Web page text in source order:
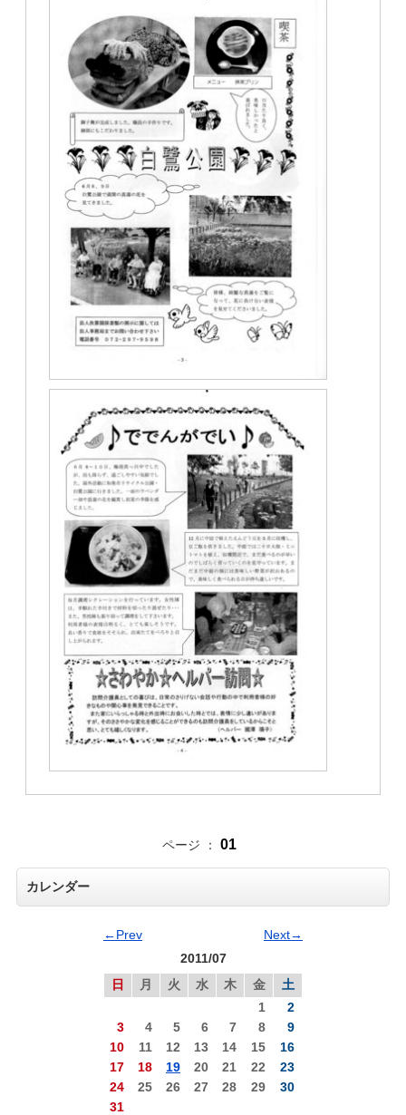
ページ ： 01
カレンダー
←Prev
Next→
2011/07
日
月 火 水 木 金
土
1
2
3
4 5 6 7 8
9
10
11 12 13 14 15
16
17
18 19 20 21 22
23
24
25 26 27 28 29
30
31